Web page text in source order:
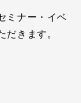
ミナー・イベ
だきます。